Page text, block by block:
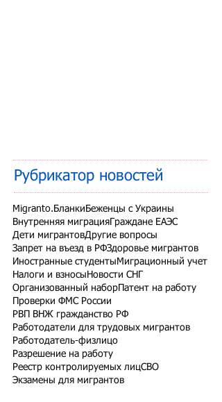
Рубрикатор новостей
Migranto.Бланки Беженцы с Украины
Внутренняя миграция Граждане ЕАЭС
Дети мигрантовДругие вопросы
Запрет на въезд в РФЗдоровье мигрантов
Иностранные студенты Миграционный учет
Налоги и взносы Новости СНГ
Организованный набор Патент на работу
Проверки ФМС России
РВП ВНЖ гражданство РФ
Работодатели для трудовых мигрантов
Работодатель-физлицо
Разрешение на работу
Реестр контролируемых лицСВО
Экзамены для мигрантов